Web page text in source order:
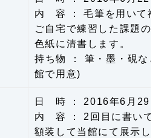
内 容 ： 毛筆を用いて禅
ご自宅で練習した課題の禅
色紙に清書します。
持ち物 ： 筆・墨・硯など
館で用意)
日 時 ： 2016年6月29日
内 容 ： 2回目に書いてい
額装して当館にて展示しま